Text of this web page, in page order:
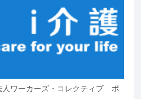
人ワーカーズ・コレクティブ ポ